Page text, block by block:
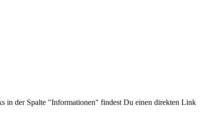
in der Spalte "Informationen" findest Du einen direkten Link